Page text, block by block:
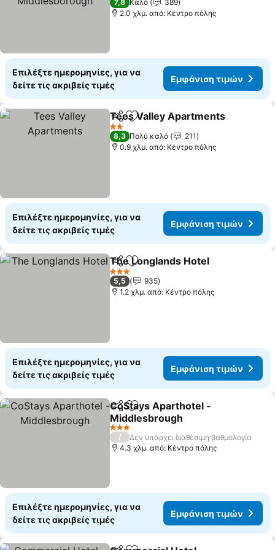
7,8 Καλό
389
2.0 χλμ. από: Κέντρο πόλης
Επιλέξτε ημερομηνίες, για να
δείτε τις ακριβείς τιμές
Εμφάνιση τιμών
Κοινοποίηση
Προσθήκη στα αγαπημένα
Tees Valley Apartments
2 Αστέρια
8,3 Πολύ καλό
211
0.9 χλμ. από: Κέντρο πόλης
Επιλέξτε ημερομηνίες, για να
δείτε τις ακριβείς τιμές
Εμφάνιση τιμών
Κοινοποίηση
Προσθήκη στα αγαπημένα
The Longlands Hotel
3 Αστέρια
5,5
935
1.2 χλμ. από: Κέντρο πόλης
Επιλέξτε ημερομηνίες, για να
δείτε τις ακριβείς τιμές
Εμφάνιση τιμών
Κοινοποίηση
Προσθήκη στα αγαπημένα
CoStays Aparthotel -
Middlesbrough
Εμφάνιση τιμών
3 Αστέρια
/
Δεν υπάρχει διαθέσιμη βαθμολογία
4.3 χλμ. από: Κέντρο πόλης
Επιλέξτε ημερομηνίες, για να
δείτε τις ακριβείς τιμές
Εμφάνιση τιμών